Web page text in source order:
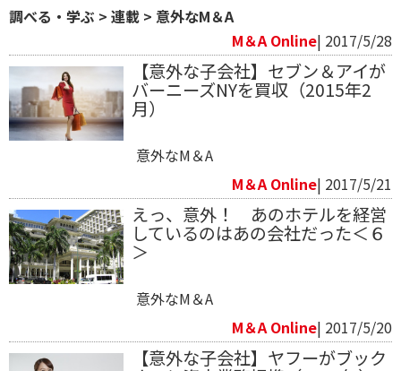
調べる・学ぶ > 連載 > 意外なM＆A
M＆A Online| 2017/5/28
【意外な子会社】セブン＆アイが
バーニーズNYを買収（2015年2
月）
意外なM＆A
M＆A Online| 2017/5/21
えっ、意外！ あのホテルを経営
しているのはあの会社だった＜６
＞
意外なM＆A
M＆A Online| 2017/5/20
【意外な子会社】ヤフーがブック